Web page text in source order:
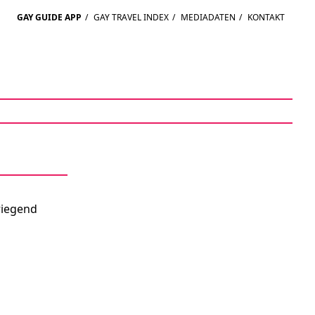
GAY GUIDE APP / GAY TRAVEL INDEX / MEDIADATEN / KONTAKT